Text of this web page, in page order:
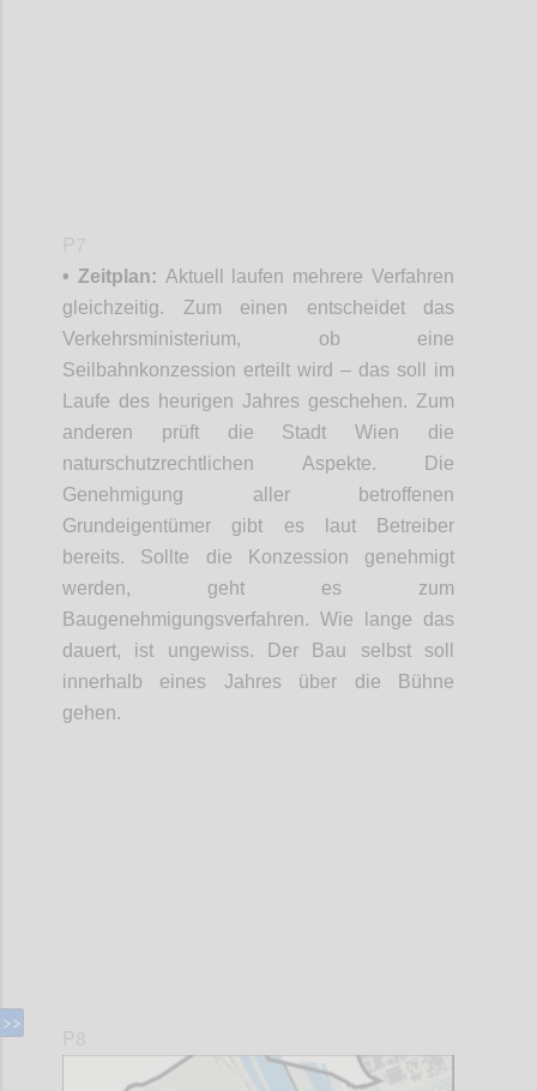
• Zeitplan: Aktuell laufen mehrere Verfahren
gleichzeitig. Zum einen entscheidet das
Verkehrsministerium, ob eine
Seilbahnkonzession erteilt wird – das soll im
Laufe des heurigen Jahres geschehen. Zum
anderen prüft die Stadt Wien die
naturschutzrechtlichen Aspekte. Die
Genehmigung aller betroffenen
Grundeigentümer gibt es laut Betreiber
bereits. Sollte die Konzession genehmigt
werden, geht es zum
Baugenehmigungsverfahren. Wie lange das
dauert, ist ungewiss. Der Bau selbst soll
innerhalb eines Jahres über die Bühne
gehen.